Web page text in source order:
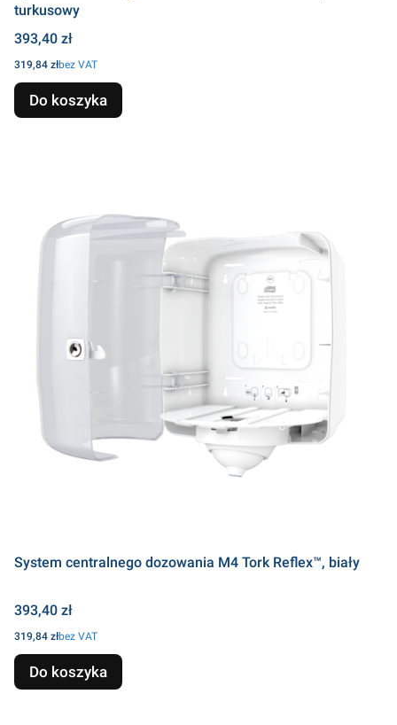
turkusowy
Cena
393,40 zł
Cena
319,84 złbez VAT
Do koszyka
System centralnego dozowania M4 Tork Reflex™, biały
Cena
393,40 zł
Cena
319,84 złbez VAT
Do koszyka